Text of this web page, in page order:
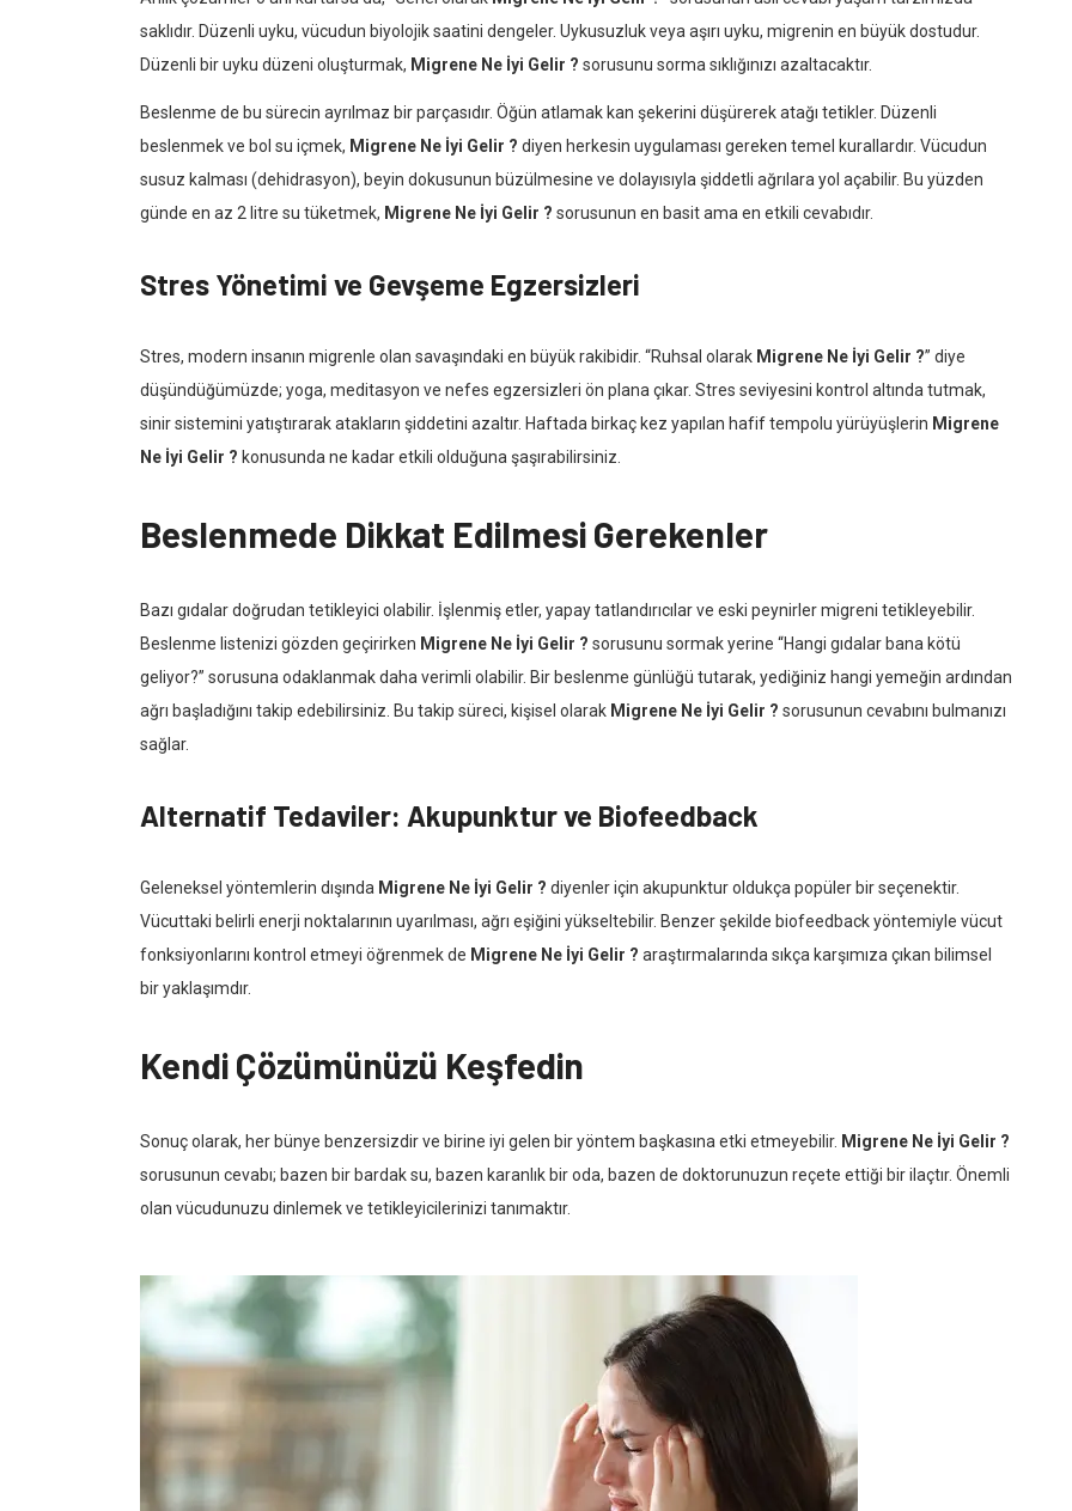
saklıdır. Düzenli uyku, vücudun biyolojik saatini dengeler. Uykusuzluk veya aşırı uyku, migrenin en büyük dostudur.
Düzenli bir uyku düzeni oluşturmak, Migrene Ne İyi Gelir ? sorusunu sorma sıklığınızı azaltacaktır.
Beslenme de bu sürecin ayrılmaz bir parçasıdır. Öğün atlamak kan şekerini düşürerek atağı tetikler. Düzenli
beslenmek ve bol su içmek, Migrene Ne İyi Gelir ? diyen herkesin uygulaması gereken temel kurallardır. Vücudun
susuz kalması (dehidrasyon), beyin dokusunun büzülmesine ve dolayısıyla şiddetli ağrılara yol açabilir. Bu yüzden
günde en az 2 litre su tüketmek, Migrene Ne İyi Gelir ? sorusunun en basit ama en etkili cevabıdır.
Stres Yönetimi ve Gevşeme Egzersizleri
Stres, modern insanın migrenle olan savaşındaki en büyük rakibidir. “Ruhsal olarak Migrene Ne İyi Gelir ?” diye
düşündüğümüzde; yoga, meditasyon ve nefes egzersizleri ön plana çıkar. Stres seviyesini kontrol altında tutmak,
sinir sistemini yatıştırarak atakların şiddetini azaltır. Haftada birkaç kez yapılan hafif tempolu yürüyüşlerin Migrene
Ne İyi Gelir ? konusunda ne kadar etkili olduğuna şaşırabilirsiniz.
Beslenmede Dikkat Edilmesi Gerekenler
Bazı gıdalar doğrudan tetikleyici olabilir. İşlenmiş etler, yapay tatlandırıcılar ve eski peynirler migreni tetikleyebilir.
Beslenme listenizi gözden geçirirken Migrene Ne İyi Gelir ? sorusunu sormak yerine “Hangi gıdalar bana kötü
geliyor?” sorusuna odaklanmak daha verimli olabilir. Bir beslenme günlüğü tutarak, yediğiniz hangi yemeğin ardından
ağrı başladığını takip edebilirsiniz. Bu takip süreci, kişisel olarak Migrene Ne İyi Gelir ? sorusunun cevabını bulmanızı
sağlar.
Alternatif Tedaviler: Akupunktur ve Biofeedback
Geleneksel yöntemlerin dışında Migrene Ne İyi Gelir ? diyenler için akupunktur oldukça popüler bir seçenektir.
Vücuttaki belirli enerji noktalarının uyarılması, ağrı eşiğini yükseltebilir. Benzer şekilde biofeedback yöntemiyle vücut
fonksiyonlarını kontrol etmeyi öğrenmek de Migrene Ne İyi Gelir ? araştırmalarında sıkça karşımıza çıkan bilimsel
bir yaklaşımdır.
Kendi Çözümünüzü Keşfedin
Sonuç olarak, her bünye benzersizdir ve birine iyi gelen bir yöntem başkasına etki etmeyebilir. Migrene Ne İyi Gelir ?
sorusunun cevabı; bazen bir bardak su, bazen karanlık bir oda, bazen de doktorunuzun reçete ettiği bir ilaçtır. Önemli
olan vücudunuzu dinlemek ve tetikleyicilerinizi tanımaktır.